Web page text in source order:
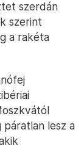
szerdán
szerint
a rakéta
páratlan lesz a